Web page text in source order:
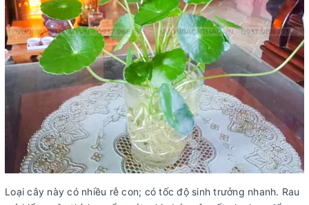
Loại cây này có nhiều rễ con; có tốc độ sinh trưởng nhanh. Rau